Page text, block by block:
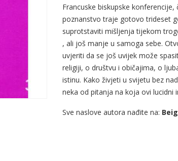
Francuske biskupske
poznanstvo traje gotovo trideset
suprotstaviti mišljenja tijekom
, ali još manje u samoga sebe.
uvjeriti da se još uvijek može
religiji, o društvu i običajima, o
istinu. Kako živjeti u svijetu bez
neka od pitanja na koja ovi lucidni
Sve naslove autora nađite na: